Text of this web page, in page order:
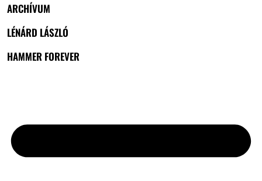
ARCHÍVUM
LÉNÁRD LÁSZLÓ
HAMMER FOREVER